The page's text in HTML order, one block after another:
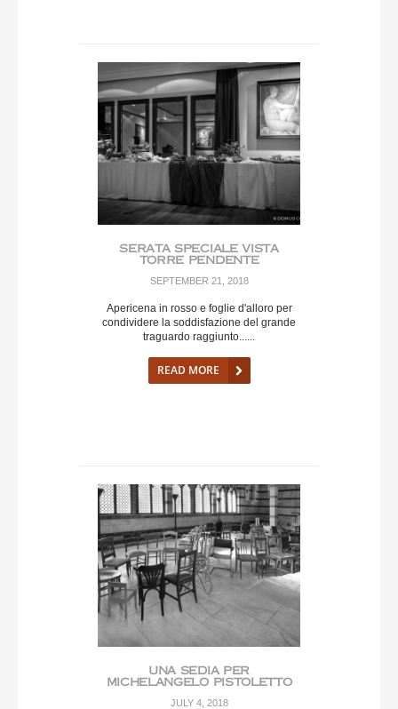
SERATA SPECIALE VISTA
TORRE PENDENTE
SEPTEMBER 21, 2018
Apericena in rosso e foglie d'alloro per
condividere la soddisfazione del grande
traguardo raggiunto......
READ MORE
UNA SEDIA PER
MICHELANGELO PISTOLETTO
JULY 4, 2018